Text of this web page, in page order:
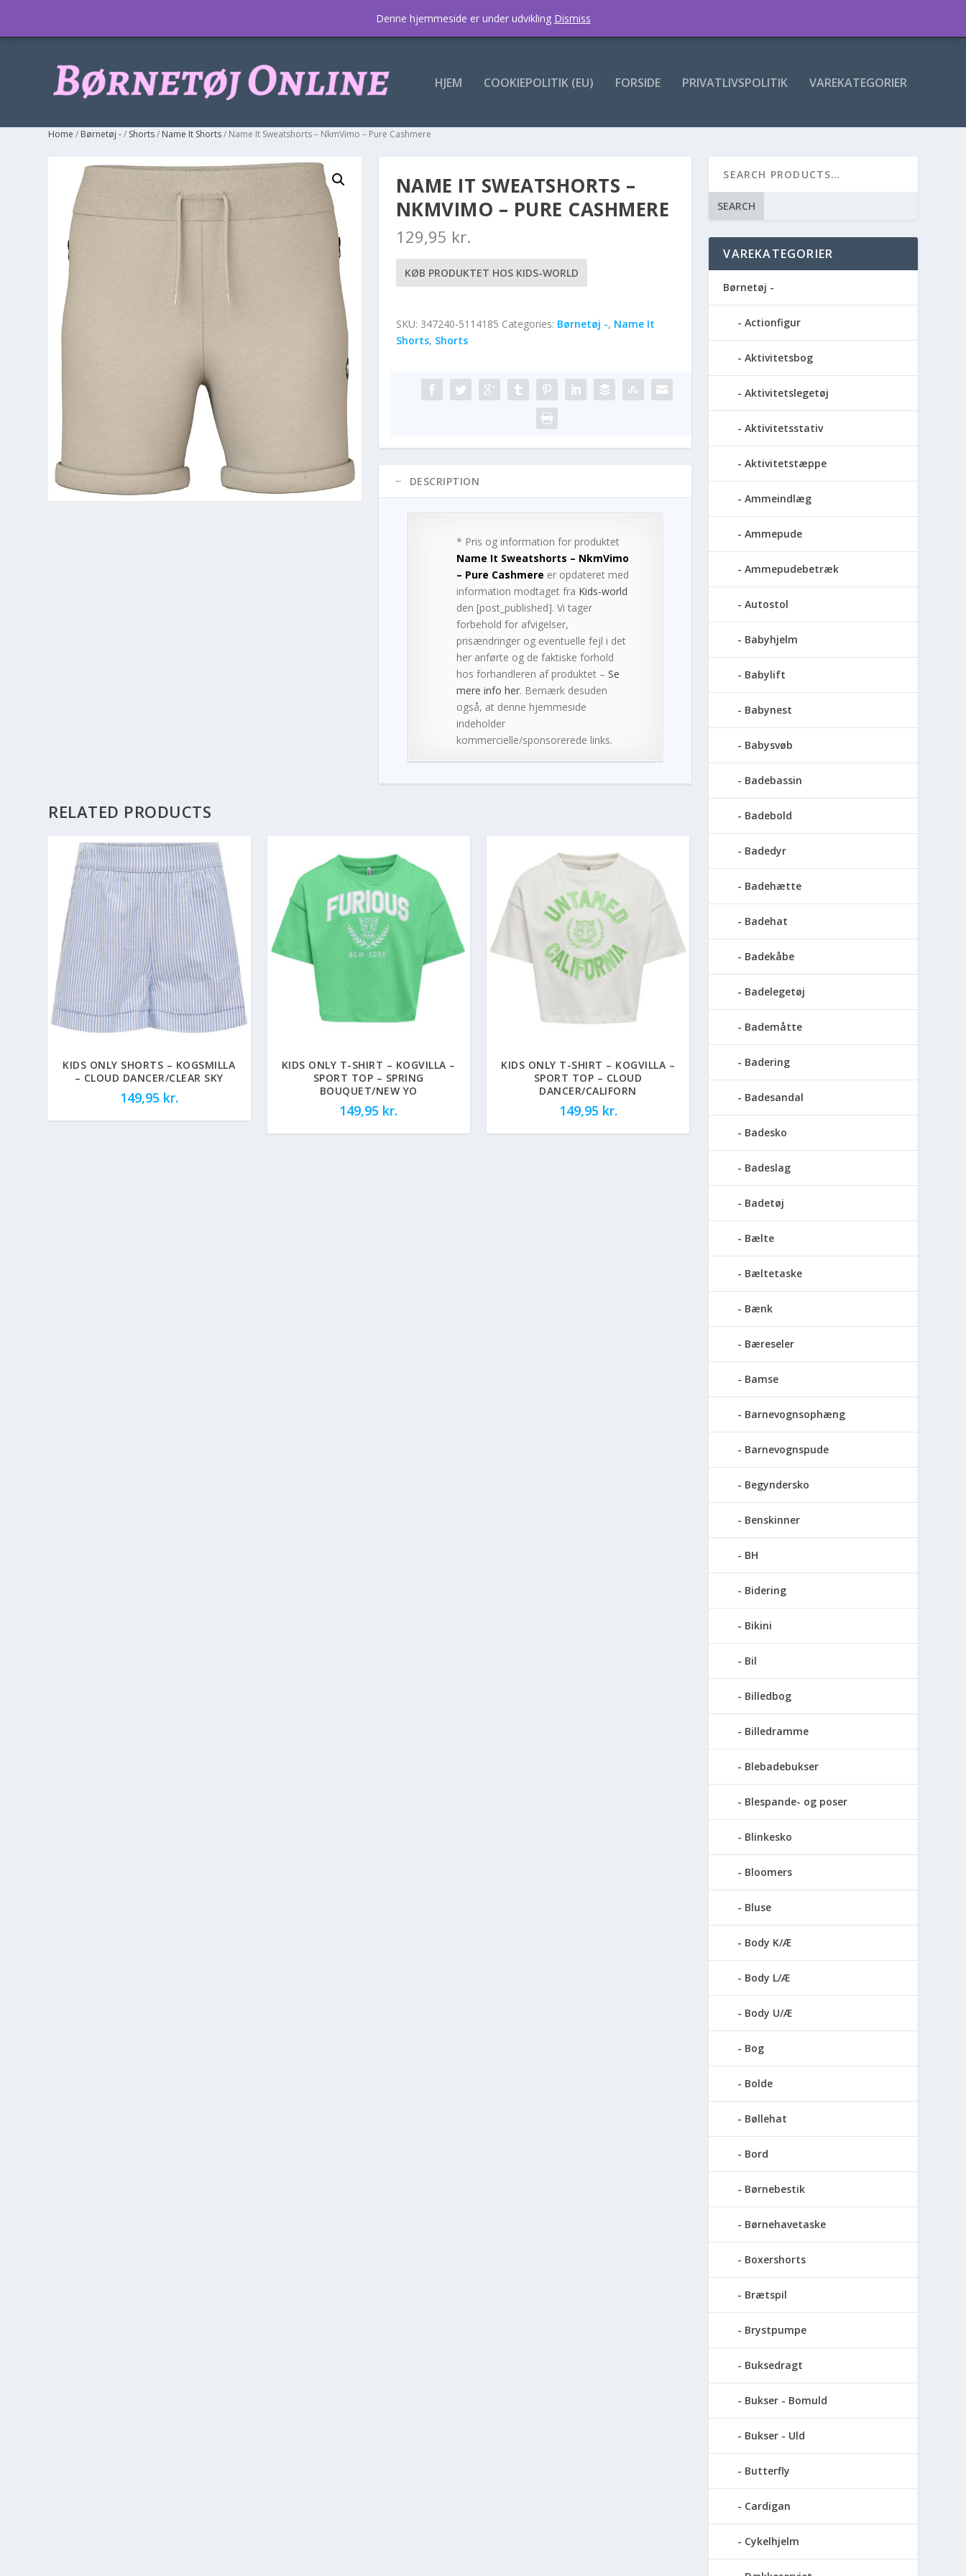
HJEM COOKIEPOLITIK (EU) FORSIDE PRIVATLIVSPOLITIK VAREKATEGORIER
Home / Børnetøj -/ Shorts/ Name It Shorts/ Name It Sweatshorts – NkmVimo – Pure Cashmere
NAME IT SWEATSHORTS –
NKMVIMO – PURE CASHMERE
129,95 kr.
KØB PRODUKTET HOS KIDS-WORLD
SKU: 347240-5114185 Categories: Børnetøj -, Name It
Shorts, Shorts
DESCRIPTION
* Pris og information for produktet
Name It Sweatshorts – NkmVimo
– Pure Cashmere er opdateret med
information modtaget fra Kids-world
den [post_published]. Vi tager
forbehold for afvigelser,
prisændringer og eventuelle fejl i det
her anførte og de faktiske forhold
hos forhandleren af produktet – Se
mere info her. Bemærk desuden
også, at denne hjemmeside
indeholder
kommercielle/sponsorerede links.
RELATED PRODUCTS
KIDS ONLY SHORTS – KOGSMILLA
– CLOUD DANCER/CLEAR SKY
149,95 kr.
KIDS ONLY T-SHIRT – KOGVILLA –
SPORT TOP – SPRING
BOUQUET/NEW YO
149,95 kr.
KIDS ONLY T-SHIRT – KOGVILLA –
SPORT TOP – CLOUD
DANCER/CALIFORN
149,95 kr.
SEARCH
VAREKATEGORIER
Børnetøj -
Actionfigur
Aktivitetsbog
Aktivitetslegetøj
Aktivitetsstativ
Aktivitetstæppe
Ammeindlæg
Ammepude
Ammepudebetræk
Autostol
Babyhjelm
Babylift
Babynest
Babysvøb
Badebassin
Badebold
Badedyr
Badehætte
Badehat
Badekåbe
Badelegetøj
Bademåtte
Badering
Badesandal
Badesko
Badeslag
Badetøj
Bælte
Bæltetaske
Bænk
Bæreseler
Bamse
Barnevognsophæng
Barnevognspude
Begyndersko
Benskinner
BH
Bidering
Bikini
Bil
Billedbog
Billedramme
Blebadebukser
Blespande- og poser
Blinkesko
Bloomers
Bluse
Body K/Æ
Body L/Æ
Body U/Æ
Bog
Bolde
Bøllehat
Bord
Børnebestik
Børnehavetaske
Boxershorts
Brætspil
Brystpumpe
Buksedragt
Bukser - Bomuld
Bukser - Uld
Butterfly
Cardigan
Cykelhjelm
Denne hjemmeside er under udvikling Dismiss